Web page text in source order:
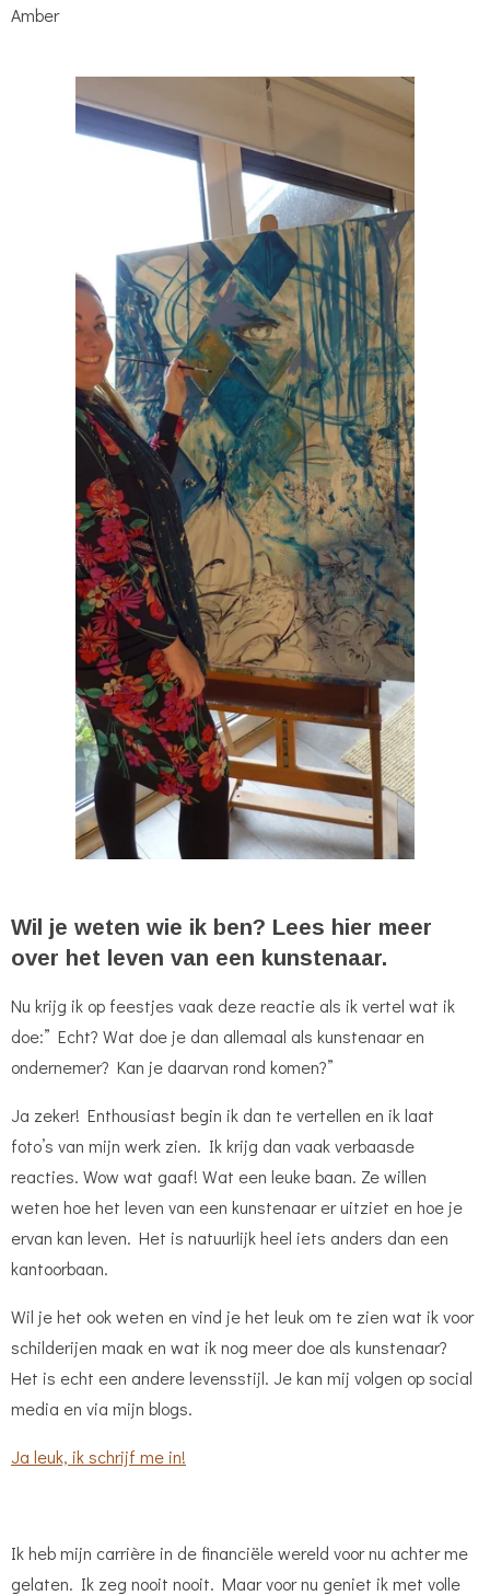
Amber
Wil je weten wie ik ben? Lees hier meer
over het leven van een kunstenaar.
Nu krijg ik op feestjes vaak deze reactie als ik vertel wat ik
doe:” Echt? Wat doe je dan allemaal als kunstenaar en
ondernemer? Kan je daarvan rond komen?”
Ja zeker! Enthousiast begin ik dan te vertellen en ik laat
foto’s van mijn werk zien. Ik krijg dan vaak verbaasde
reacties. Wow wat gaaf! Wat een leuke baan. Ze willen
weten hoe het leven van een kunstenaar er uitziet en hoe je
ervan kan leven. Het is natuurlijk heel iets anders dan een
kantoorbaan.
Wil je het ook weten en vind je het leuk om te zien wat ik voor
schilderijen maak en wat ik nog meer doe als kunstenaar?
Het is echt een andere levensstijl. Je kan mij volgen op social
media en via mijn blogs.
Ja leuk, ik schrijf me in!
Ik heb mijn carrière in de financiële wereld voor nu achter me
gelaten. Ik zeg nooit nooit. Maar voor nu geniet ik met volle